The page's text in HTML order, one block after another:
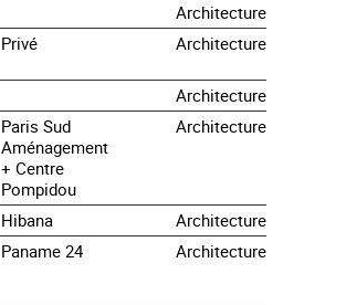
Architecture
Privé Architecture
Architecture
Paris Sud
Aménagement
+ Centre
Pompidou
Architecture
Hibana
Architecture
Paname 24 Architecture